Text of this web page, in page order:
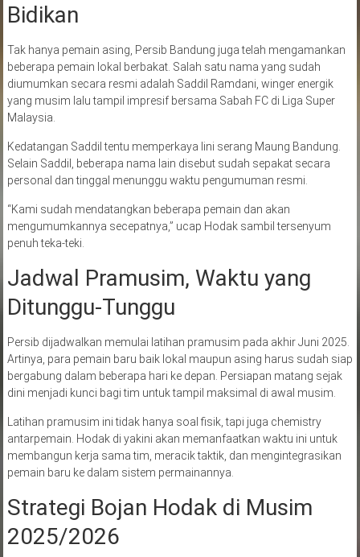
Bidikan
Tak hanya pemain asing, Persib Bandung juga telah mengamankan
beberapa pemain lokal berbakat. Salah satu nama yang sudah
diumumkan secara resmi adalah Saddil Ramdani, winger energik
yang musim lalu tampil impresif bersama Sabah FC di Liga Super
Malaysia.
Kedatangan Saddil tentu memperkaya lini serang Maung Bandung.
Selain Saddil, beberapa nama lain disebut sudah sepakat secara
personal dan tinggal menunggu waktu pengumuman resmi.
“Kami sudah mendatangkan beberapa pemain dan akan
mengumumkannya secepatnya,” ucap Hodak sambil tersenyum
penuh teka-teki.
Jadwal Pramusim, Waktu yang
Ditunggu-Tunggu
Persib dijadwalkan memulai latihan pramusim pada akhir Juni 2025.
Artinya, para pemain baru baik lokal maupun asing harus sudah siap
bergabung dalam beberapa hari ke depan. Persiapan matang sejak
dini menjadi kunci bagi tim untuk tampil maksimal di awal musim.
Latihan pramusim ini tidak hanya soal fisik, tapi juga chemistry
antarpemain. Hodak di yakini akan memanfaatkan waktu ini untuk
membangun kerja sama tim, meracik taktik, dan mengintegrasikan
pemain baru ke dalam sistem permainannya.
Strategi Bojan Hodak di Musim
2025/2026